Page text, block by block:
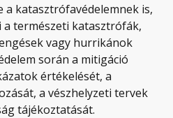
a katasztrófavédelemnek is,
a természeti katasztrófák,
vagy hurrikánok
során a mitigáció
értékelését, a
a vészhelyzeti tervek
tájékoztatását.